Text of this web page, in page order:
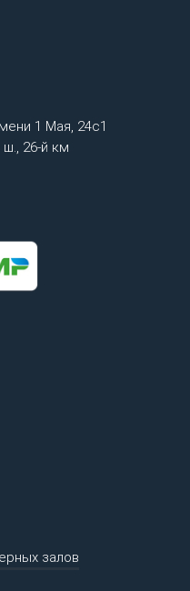
1 Мая, 24с1
26-й км
залов